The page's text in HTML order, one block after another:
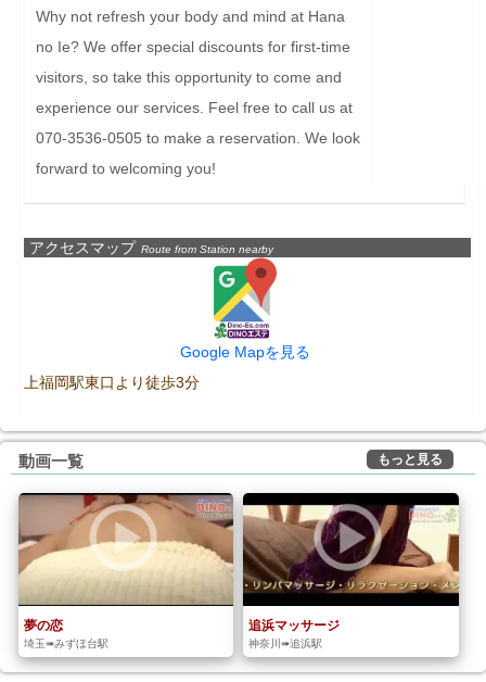
Why not refresh your body and mind at Hana
no Ie? We offer special discounts for first-time
visitors, so take this opportunity to come and
experience our services. Feel free to call us at
070-3536-0505 to make a reservation. We look
forward to welcoming you!
アクセスマップ Route from Station nearby
Google Mapを見る
上福岡駅東口より徒歩3分
動画一覧 もっと見る
夢の恋
埼玉➠みずほ台駅
追浜マッサージ
神奈川➠追浜駅